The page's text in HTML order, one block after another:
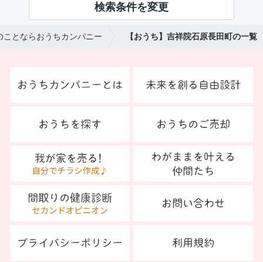
検索条件を変更
ことならおうちカンパニー 【おうち】吉祥院石原長田町の一覧